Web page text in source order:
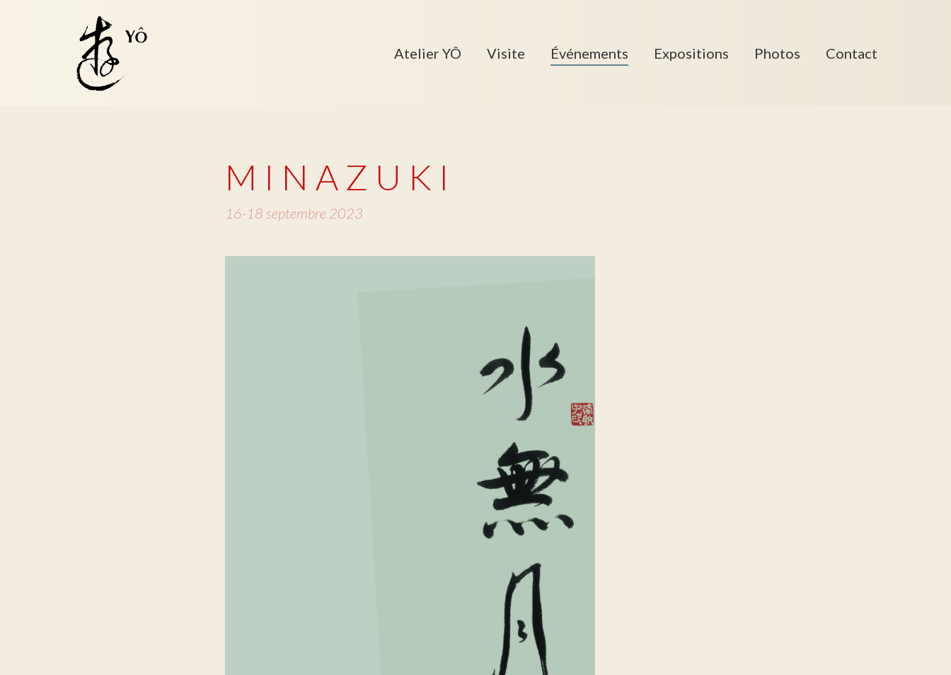
Atelier YÔ Visite Événements Expositions Photos Contact
M I N A Z U K I
16-18 septembre 2023